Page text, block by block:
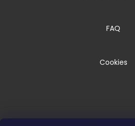
FAQ
Cookies